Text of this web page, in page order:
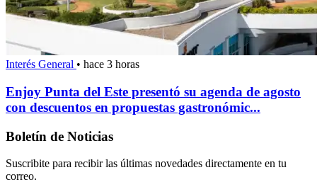
Interés General • hace 3 horas
Enjoy Punta del Este presentó su agenda de agosto
con descuentos en propuestas gastronómic...
Boletín de Noticias
Suscribite para recibir las últimas novedades directamente en tu
correo.